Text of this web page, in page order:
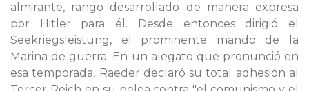
almirante, rango desarrollado de manera expresa
por Hitler para él. Desde entonces dirigió el
Seekriegsleistung, el prominente mando de la
Marina de guerra. En un alegato que pronunció en
esa temporada, Raeder declaró su total adhesión al